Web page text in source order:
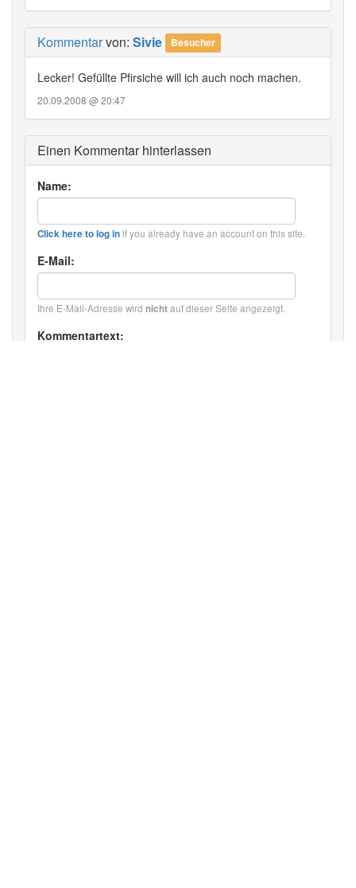
Kommentarvon: Sivie Besucher
Lecker! Gefüllte Pfirsiche will ich auch noch machen.
20.09.2008 @ 20:47
Einen Kommentar hinterlassen
Name:
Click here to log inif you already have an account on this site.
E-Mail:
Ihre E-Mail-Adresse wird nichtauf dieser Seite angezeigt.
Kommentartext: